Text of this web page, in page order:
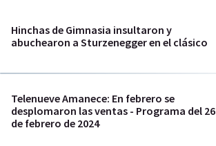
Hinchas de Gimnasia insultaron y
abuchearon a Sturzenegger en el clásico
Telenueve Amanece: En febrero se
desplomaron las ventas - Programa del 26
de febrero de 2024